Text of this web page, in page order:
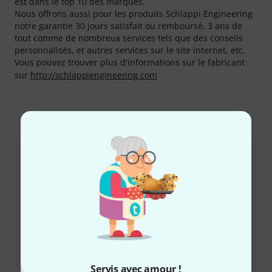
Servis avec amour !
Nous offrons aussi pour les produits Schlappi Engineering
notre garantie 30 jours satisfait ou remboursé, 3 ans de
tout comme de nombreux services tels que des conseils
personnalisés, et autres services sur le site internet, etc.
Vous pouvez trouver plus d'informations sur le fabricant
sur http://schlappiengineering.com
Service Client France